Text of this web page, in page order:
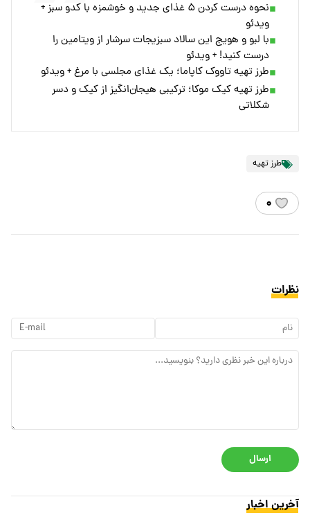
نحوه درست کردن ۵ غذای جدید و خوشمزه با کدو سبز +
ویدئو
با لبو و هویج این سالاد سبزیجات سرشار از ویتامین را
درست کنید! + ویدئو
طرز تهیه تاووک کاپاما؛ یک غذای مجلسی با مرغ + ویدئو
طرز تهیه کیک موکا؛ ترکیبی هیجان‌انگیز از کیک و دسر
شکلاتی
طرز تهیه
۰
نظرات
ارسال
آخرین اخبار